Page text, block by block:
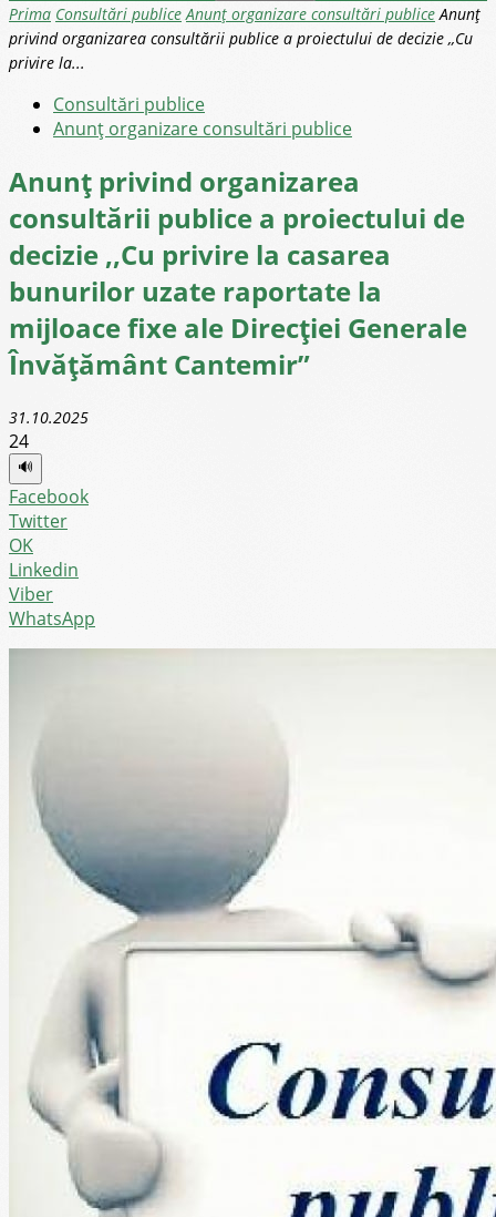
Prima Consultări publice Anunț organizare consultări publice Anunț
privind organizarea consultării publice a proiectului de decizie ,,Cu
privire la...
Consultări publice
Anunț organizare consultări publice
Anunț privind organizarea
consultării publice a proiectului de
decizie ,,Cu privire la casarea
bunurilor uzate raportate la
mijloace fixe ale Direcției Generale
Învățământ Cantemir”
31.10.2025
24
🔊
Facebook
Twitter
OK
Linkedin
Viber
WhatsApp